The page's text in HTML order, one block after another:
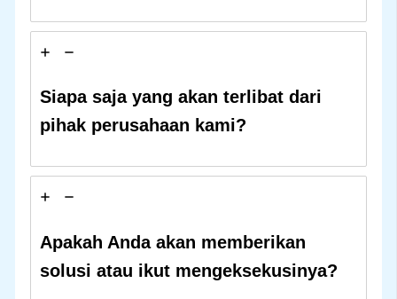
Siapa saja yang akan terlibat dari
pihak perusahaan kami?
Apakah Anda akan memberikan
solusi atau ikut mengeksekusinya?